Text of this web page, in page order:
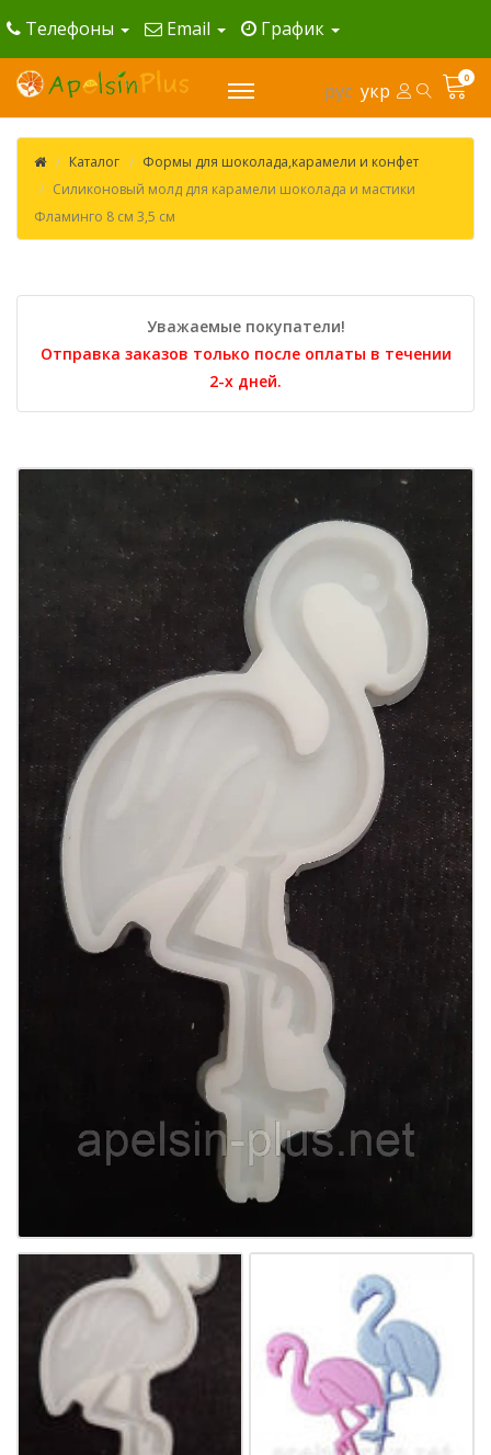
Телефоны Email График
рус укр
0
Каталог
Формы для шоколада,карамели и конфет
Силиконовый молд для карамели шоколада и мастики
Фламинго 8 см 3,5 см
Уважаемые покупатели!
Отправка заказов только после оплаты в течении
2-х дней.